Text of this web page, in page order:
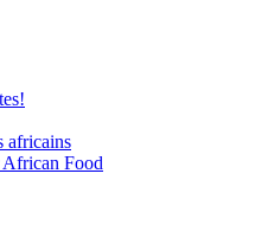
africains
Food